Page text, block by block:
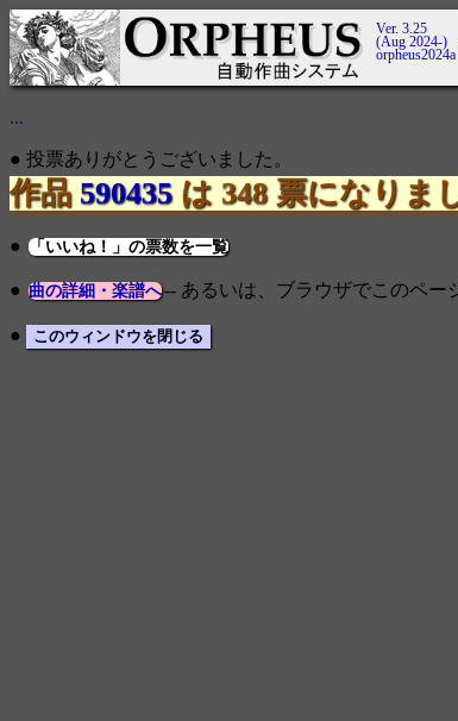
Ver. 3.25
(Aug 2024-)
orpheus2024a
...
● 投票ありがとうございました。
作品 590435は 348 票になりま
● 「いいね！」の票数を一覧
● 曲の詳細・楽譜へ-- あるいは、ブラウザでこのペー
●